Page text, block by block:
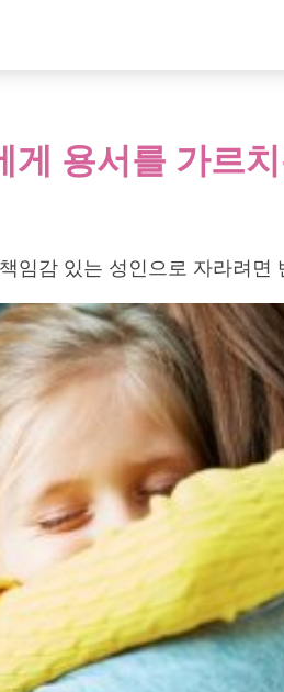
게 용서를 가르
임감 있는 성인으로 자라려면